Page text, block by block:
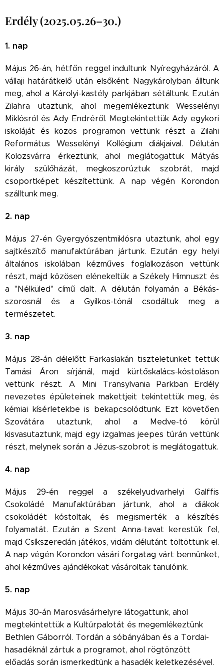
Erdély (2025.05.26–30.)
1. nap
Május 26-án, hétfőn reggel indultunk Nyíregyházáról. A
vállaji határátkelő után elsőként Nagykárolyban álltunk
meg, ahol a Károlyi-kastély parkjában sétáltunk. Ezután
Zilahra utaztunk, ahol megemlékeztünk Wesselényi
Miklósról és Ady Endréről. Megtekintettük Ady egykori
iskoláját és közös programon vettünk részt a Zilahi
Református Wesselényi Kollégium diákjaival. Délután
Kolozsvárra érkeztünk, ahol meglátogattuk Mátyás
király szülőházát, megkoszorúztuk szobrát, majd
csoportképet készítettünk. A nap végén Korondon
szálltunk meg.
2. nap
Május 27-én Gyergyószentmiklósra utaztunk, ahol egy
sajtkészítő manufaktúrában jártunk. Ezután egy helyi
általános iskolában kézműves foglalkozáson vettünk
részt, majd közösen elénekeltük a Székely Himnuszt és
a "Nélküled" című dalt. A délután folyamán a Békás-
szorosnál és a Gyilkos-tónál csodáltuk meg a
természetet.
3. nap
Május 28-án délelőtt Farkaslakán tiszteletünket tettük
Tamási Áron sírjánál, majd kürtőskalács-kóstoláson
vettünk részt. A Mini Transylvania Parkban Erdély
nevezetes épületeinek makettjeit tekintettük meg, és
kémiai kísérletekbe is bekapcsolódtunk. Ezt követően
Szovátára utaztunk, ahol a Medve-tó körül
kisvasutaztunk, majd egy izgalmas jeepes túrán vettünk
részt, melynek során a Jézus-szobrot is meglátogattuk.
4. nap
Május 29-én reggel a székelyudvarhelyi Galffis
Csokoládé Manufaktúrában jártunk, ahol a diákok
csokoládét kóstoltak, és megismerték a készítés
folyamatát. Ezután a Szent Anna-tavat kerestük fel,
majd Csíkszeredán játékos, vidám délutánt töltöttünk el.
A nap végén Korondon vásári forgatag várt bennünket,
ahol kézműves ajándékokat vásároltak tanulóink.
5. nap
Május 30-án Marosvásárhelyre látogattunk, ahol
megtekintettük a Kultúrpalotát és megemlékeztünk
Bethlen Gáborról. Tordán a sóbányában és a Tordai-
hasadéknál zártuk a programot, ahol rögtönzött
előadás során ismerkedtünk a hasadék keletkezésével.